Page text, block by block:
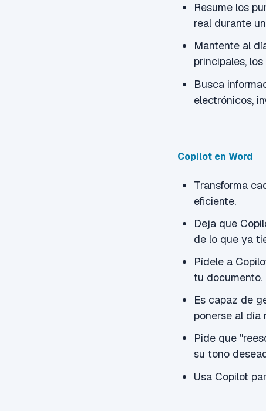
Resume los
real durante
Mantente al
principales,
Busca
electrónicos,
Copilot en Word
Transforma
eficiente.
Deja que
de lo que ya
Pídele a
tu documento.
Es capaz de
ponerse al día
Pide que
su tono
Usa Copilot